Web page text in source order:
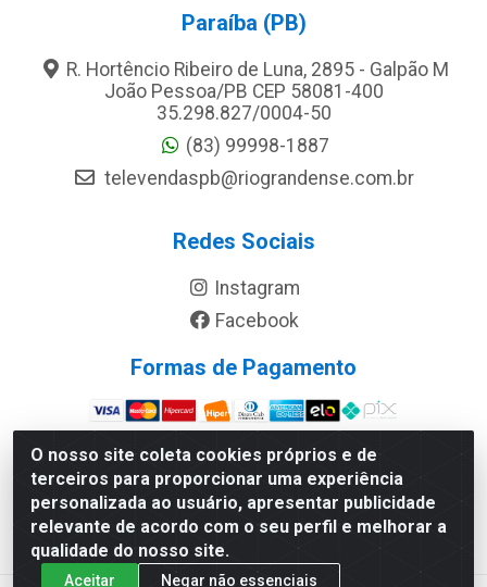
O nosso site coleta cookies próprios e de
terceiros para proporcionar uma experiência
personalizada ao usuário, apresentar publicidade
relevante de acordo com o seu perfil e melhorar a
qualidade do nosso site.
Aceitar Negar não essenciais
Paraíba (PB)
R. Hortêncio Ribeiro de Luna, 2895 - Galpão M
João Pessoa/PB CEP 58081-400
35.298.827/0004-50
(83) 99998-1887
televendaspb@riograndense.com.br
Redes Sociais
Instagram
Facebook
Formas de Pagamento
Site Seguro